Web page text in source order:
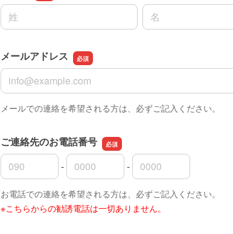
名前の姓
名前の名
メールアドレス
メールアドレス
メールでの連絡を希望される方は、必ずご記入ください。
ご連絡先のお電話番号
ご連絡先のお電話番号の市外局番
-
ご連絡先のお電話番号の市内局番
-
ご連絡先のお電話番号の加入者番号
お電話での連絡を希望される方は、必ずご記入ください。
※こちらからの勧誘電話は一切ありません。